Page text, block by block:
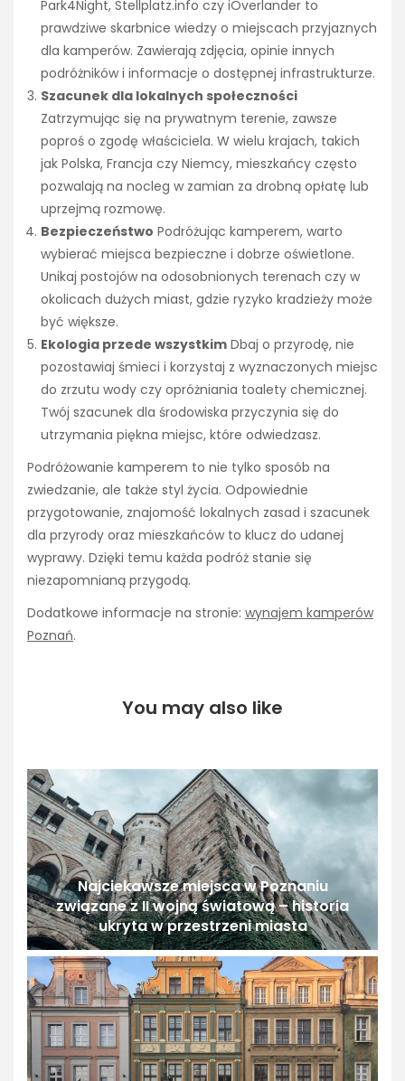
Park4Night, Stellplatz.info czy iOverlander to
prawdziwe skarbnice wiedzy o miejscach przyjaznych
dla kamperów. Zawierają zdjęcia, opinie innych
podróżników i informacje o dostępnej infrastrukturze.
Szacunek dla lokalnych społeczności
Zatrzymując się na prywatnym terenie, zawsze
poproś o zgodę właściciela. W wielu krajach, takich
jak Polska, Francja czy Niemcy, mieszkańcy często
pozwalają na nocleg w zamian za drobną opłatę lub
uprzejmą rozmowę.
Bezpieczeństwo Podróżując kamperem, warto
wybierać miejsca bezpieczne i dobrze oświetlone.
Unikaj postojów na odosobnionych terenach czy w
okolicach dużych miast, gdzie ryzyko kradzieży może
być większe.
Ekologia przede wszystkim Dbaj o przyrodę, nie
pozostawiaj śmieci i korzystaj z wyznaczonych miejsc
do zrzutu wody czy opróżniania toalety chemicznej.
Twój szacunek dla środowiska przyczynia się do
utrzymania piękna miejsc, które odwiedzasz.
Podróżowanie kamperem to nie tylko sposób na
zwiedzanie, ale także styl życia. Odpowiednie
przygotowanie, znajomość lokalnych zasad i szacunek
dla przyrody oraz mieszkańców to klucz do udanej
wyprawy. Dzięki temu każda podróż stanie się
niezapomnianą przygodą.
Dodatkowe informacje na stronie: wynajem kamperów
Poznań.
You may also like
Najciekawsze miejsca w Poznaniu
związane z II wojną światową – historia
ukryta w przestrzeni miasta